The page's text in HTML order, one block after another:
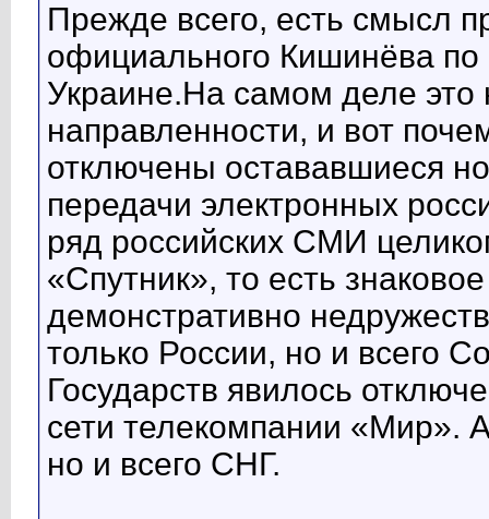
Прежде всего, есть смысл
официального Кишинёва
Украине.На самом деле это
направленности, и вот
отключены остававшиеся
передачи электронных
ряд российских СМИ
«Спутник», то есть
демонстративно
только России, но и всего
Государств явилось
сети телекомпании «Мир».
но и всего СНГ.